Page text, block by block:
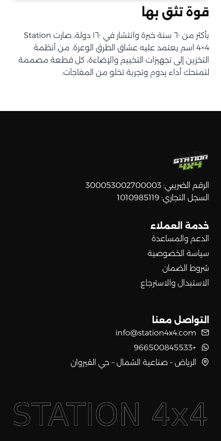
قوة تثق بها
بأكثر من ٦٠ سنة خبرة وانتشار في ١٦٠ دولة، صارت Station
4×4 اسم يعتمد عليه عشاق الطرق الوعرة. من أنظمة
التخزين إلى تجهيزات التخييم والإضاءة، كل قطعة مصممة
لتمنحك أداء يدوم وتجربة تخلو من المفاجآت.
الرقم الضريبي: 300053002700003
السجل التجاري: 1010985119
خدمة العملاء
الدعم والمساعدة
سياسة الخصوصية
شروط الضمان
الاستبدال والاسترجاع
التواصل معنا
info@station4x4.com
+966500845533
الرياض – صناعية الشمال – حي القيروان